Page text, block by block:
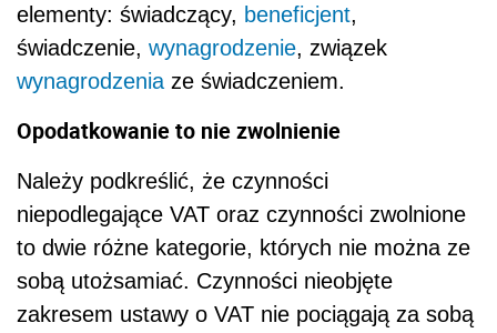
elementy: świadczący, beneficjent,
świadczenie, wynagrodzenie, związek
wynagrodzenia ze świadczeniem.
Opodatkowanie to nie zwolnienie
Należy podkreślić, że czynności
niepodlegające VAT oraz czynności zwolnione
to dwie różne kategorie, których nie można ze
sobą utożsamiać. Czynności nieobjęte
zakresem ustawy o VAT nie pociągają za sobą